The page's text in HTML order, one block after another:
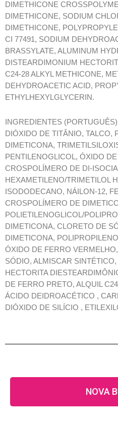
DIMETHICONE
DIMETHICONE, SODIUM
DIMETHICONE,
CI 77491, SODIUM
BRASSYLATE, ALUMINUM
DISTEARDIMONIUM
C24-28 ALKYL METHICONE,
DEHYDROACETIC ACID,
ETHYLHEXYLGLYCERIN.
INGREDIENTES
DIÓXIDO DE TITÂNIO, TALCO,
DIMETICONA,
PENTILENOGLICOL, ÓXIDO
CROSPOLÍMERO DE DI-
HEXAMETILENO/TRIMETILOL
ISODODECANO, NÁILON-12,
CROSPOLÍMERO DE
POLIETILENOGLICOL/
DIMETICONA, CLORETO DE
DIMETICONA,
ÓXIDO DE FERRO
SÓDIO, ALMISCAR
HECTORITA
DE FERRO PRETO, ALQUIL
ÁCIDO DEIDROACÉTICO ,
DIÓXIDO DE SILÍCIO ,
NOVA